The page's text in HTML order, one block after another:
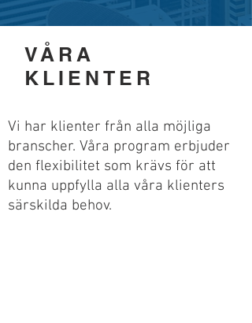
VÅRA
KLIENTER
Vi har klienter från alla möjliga
branscher. Våra program erbjuder
den flexibilitet som krävs för att
kunna uppfylla alla våra klienters
särskilda behov.